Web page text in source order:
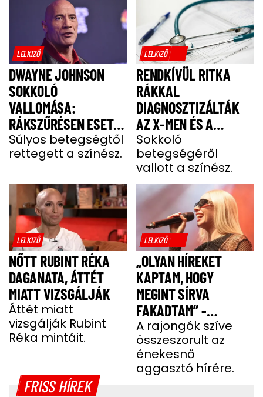
LELKIZŐ
DWAYNE JOHNSON
SOKKOLÓ
VALLOMÁSA:
RÁKSZŰRÉSEN ESETT
ÁT A SZÍNÉSZ EGY
FÁJDALMAS CSOMÓ
Súlyos betegségtől
rettegett a színész.
LELKIZŐ
RENDKÍVÜL RITKA
RÁKKAL
DIAGNOSZTIZÁLTÁK
AZ X-MEN ÉS A
DEADPOOL SZTÁRJÁT
Sokkoló
betegségéről
vallott a színész.
LELKIZŐ
NŐTT RUBINT RÉKA
DAGANATA, ÁTTÉT
MIATT VIZSGÁLJÁK
Áttét miatt
vizsgálják Rubint
Réka mintáit.
LELKIZŐ
„OLYAN HÍREKET
KAPTAM, HOGY
MEGINT SÍRVA
FAKADTAM” -
TELJESEN ÖSSZETÖRT
MISS MOOD
A rajongók szíve
összeszorult az
énekesnő
aggasztó hírére.
FRISS HÍREK